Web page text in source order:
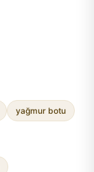
yağmur botu